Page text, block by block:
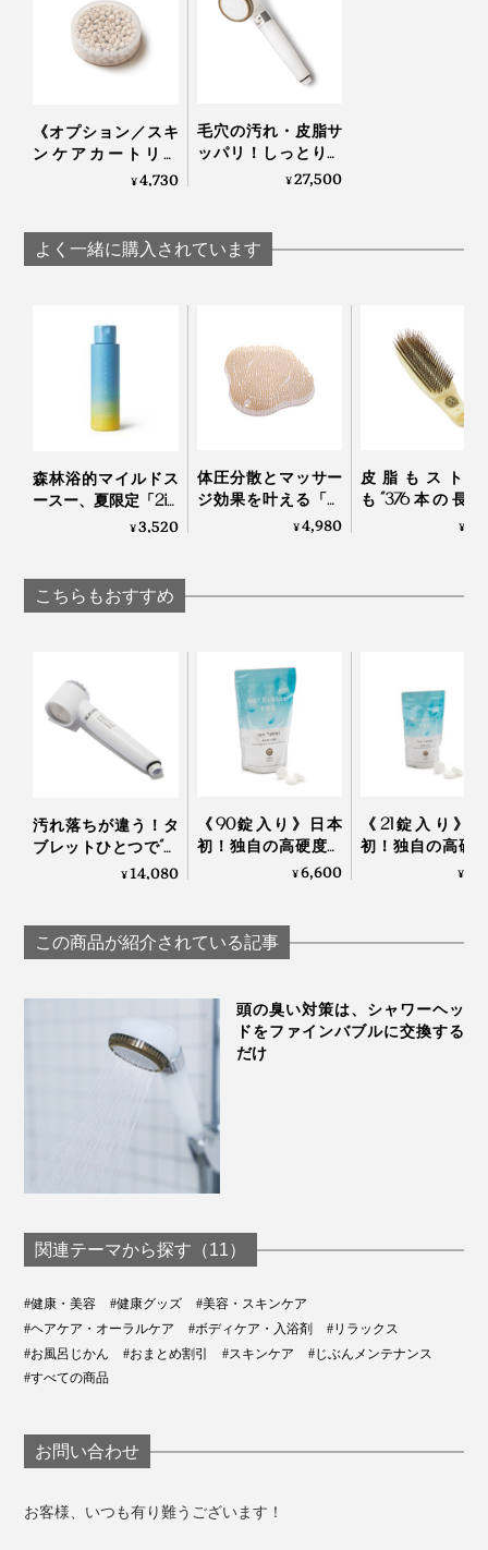
1個につき約2カ月間ご使用いただけまが、（1日60リッ
トルのシャワー水使用の場合）、塩素のニオイが気にな
本品（右上）と"美のミネラル"のシリカ入り「スキンケアカートリッジ」（左
下）
《オプション／スキ
ンケアカートリッ
ジ》髪・肌をしっと
｜エミュール ファイ
ンバブルシャワー
¥4,730
毛穴の汚れ・皮脂サ
ッパリ！しっとりホ
カホカ気持ちいい
ンバブルシャワー
¥27,500
よく一緒に購入されています
森林浴的マイルドス
ースー、夏限定「2in1
ナチュラルシャンプ
¥3,520
体圧分散とマッサー
ジ効果を叶える「バ
スタブクッション」
¥4,980
皮脂もスト
も“376本の長
ン”が洗い流して
¥
こちらもおすすめ
汚れ落ちが違う！タ
ブレットひとつで“重
炭酸湯”が浴びれる｜
ッド
¥14,080
《90錠入り》日本
初！独自の高硬度マ
イクロカプセル技術
剤｜薬用Hot Bubble
PRO
¥6,600
《21錠入り》
初！独自の高硬
イクロカプセル
¥
この商品が紹介されている記事
頭の臭い対策は、シャワーヘッ
ドをファインバブルに交換する
だけ
関連テーマから探す（11）
#健康・美容 #健康グッズ
#美容・スキンケア
#ヘアケア・オーラルケア
#ボディケア・入浴剤
#リラックス
#お風呂じかん
#おまとめ割引 #スキンケア
#じぶんメンテナンス
#すべての商品
お問い合わせ
お客様、いつも有り難うございます！